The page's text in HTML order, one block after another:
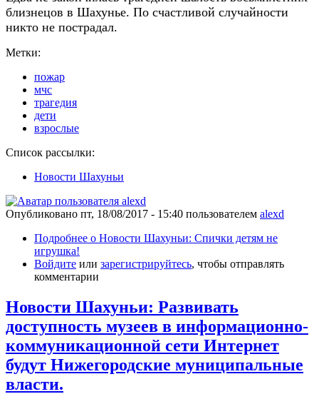
близнецов в Шахунье. По счастливой случайности
никто не пострадал.
Метки:
пожар
мчс
трагедия
дети
взрослые
Список рассылки:
Новости Шахуньи
Опубликовано пт, 18/08/2017 - 15:40 пользователем alexd
Подробнее о Новости Шахуньи: Спички детям не
игрушка!
Войдите или зарегистрируйтесь, чтобы отправлять
комментарии
Новости Шахуньи: Развивать
доступность музеев в информационно-
коммуникационной сети Интернет
будут Нижегородские муниципальные
власти.